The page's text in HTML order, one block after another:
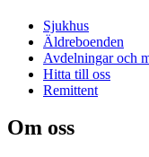
Sjukhus
Äldreboenden
Avdelningar och
Hitta till oss
Remittent
Om oss